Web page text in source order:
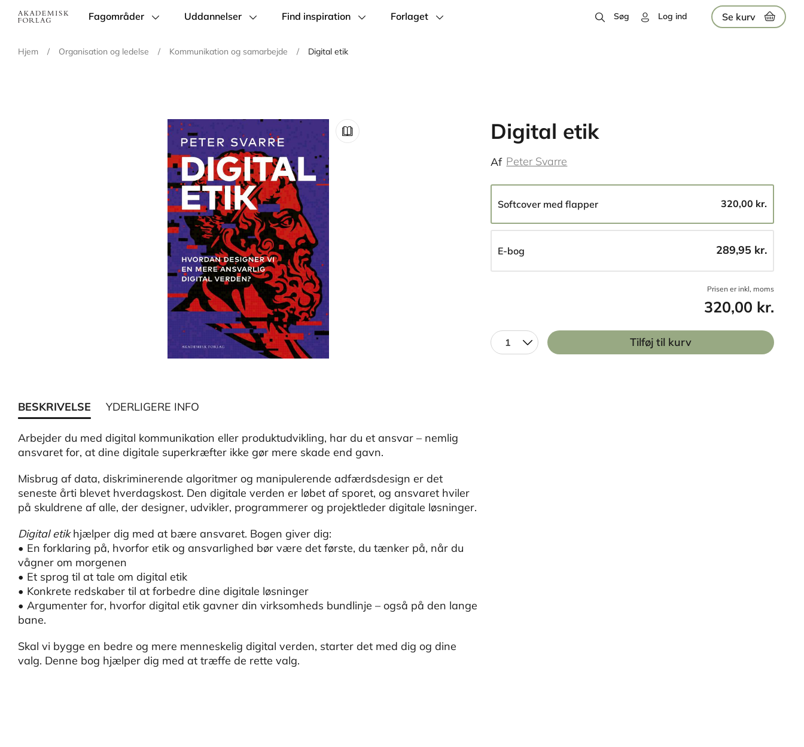
Main
Fagområder Uddannelser Find inspiration Forlaget Søg Log ind Se kurv
Hjem / Organisation og ledelse / Kommunikation og samarbejde / Digital etik
Digital etik
Af Peter Svarre
Softcover med flapper 320,00 kr.
E-bog 289,95 kr.
Prisen er inkl, moms
320,00 kr.
1 Tilføj til kurv
BESKRIVELSE YDERLIGERE INFO
Arbejder du med digital kommunikation eller produktudvikling, har du et ansvar – nemlig
ansvaret for, at dine digitale superkræfter ikke gør mere skade end gavn.
Misbrug af data, diskriminerende algoritmer og manipulerende adfærdsdesign er det
seneste årti blevet hverdagskost. Den digitale verden er løbet af sporet, og ansvaret hviler
på skuldrene af alle, der designer, udvikler, programmerer og projektleder digitale løsninger.
Digital etikhjælper dig med at bære ansvaret. Bogen giver dig:
• En forklaring på, hvorfor etik og ansvarlighed bør være det første, du tænker på, når du
vågner om morgenen
• Et sprog til at tale om digital etik
• Konkrete redskaber til at forbedre dine digitale løsninger
• Argumenter for, hvorfor digital etik gavner din virksomheds bundlinje – også på den lange
bane.
Skal vi bygge en bedre og mere menneskelig digital verden, starter det med dig og dine
valg. Denne bog hjælper dig med at træffe de rette valg.